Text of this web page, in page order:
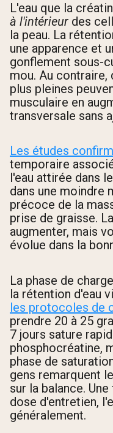
L'eau que la
à l'intérieur des
la peau. La
une apparence et
gonflement sous-
mou. Au
plus pleines
musculaire en
transversale sans
Les études
temporaire
l'eau attirée dans
dans une moindre
précoce de la
prise de graisse.
augmenter, mais
évolue dans la
La phase de
la rétention d'eau
les protocoles de
prendre 20 à 25
7 jours sature
phosphocréatine,
phase de
gens remarquent
sur la balance.
dose d'entretien,
généralement.